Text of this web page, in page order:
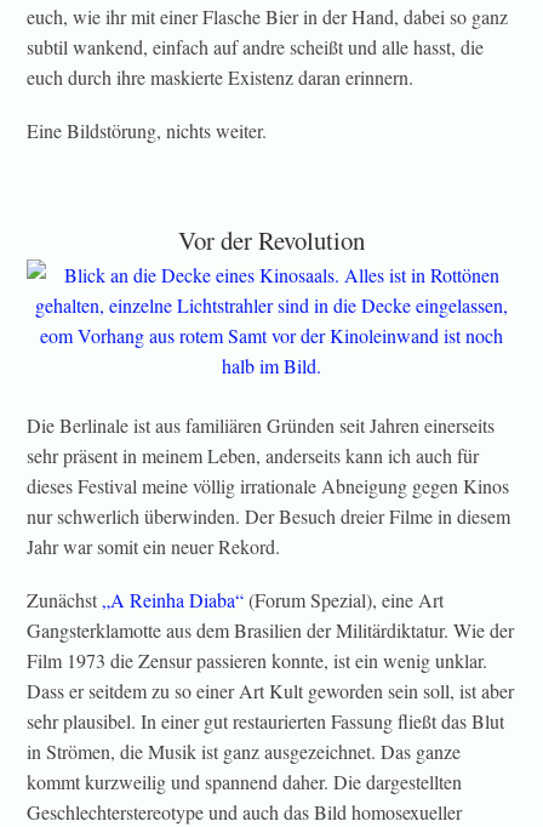
euch, wie ihr mit einer Flasche Bier in der Hand, dabei so ganz
subtil wankend, einfach auf andre scheißt und alle hasst, die
euch durch ihre maskierte Existenz daran erinnern.
Eine Bildstörung, nichts weiter.
Vor der Revolution
Die Berlinale ist aus familiären Gründen seit Jahren einerseits
sehr präsent in meinem Leben, anderseits kann ich auch für
dieses Festival meine völlig irrationale Abneigung gegen Kinos
nur schwerlich überwinden. Der Besuch dreier Filme in diesem
Jahr war somit ein neuer Rekord.
Zunächst „A Reinha Diaba“(Forum Spezial), eine Art
Gangsterklamotte aus dem Brasilien der Militärdiktatur. Wie der
Film 1973 die Zensur passieren konnte, ist ein wenig unklar.
Dass er seitdem zu so einer Art Kult geworden sein soll, ist aber
sehr plausibel. In einer gut restaurierten Fassung fließt das Blut
in Strömen, die Musik ist ganz ausgezeichnet. Das ganze
kommt kurzweilig und spannend daher. Die dargestellten
Geschlechterstereotype und auch das Bild homosexueller